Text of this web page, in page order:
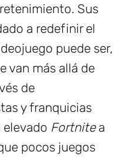
Sus
a redefinir el
puede ser,
van más allá de
de
y franquicias
Fortnitea
pocos juegos